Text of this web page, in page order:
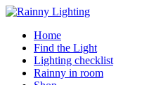
Skip
contentHome
Find the Light
Lighting checklist
Rainny in room